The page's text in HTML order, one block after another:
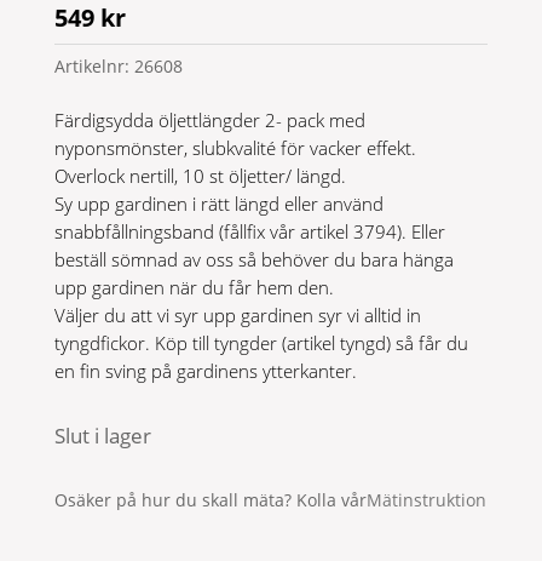
549 kr
Artikelnr: 26608
Färdigsydda öljettlängder 2- pack med
nyponsmönster, slubkvalité för vacker effekt.
Overlock nertill, 10 st öljetter/ längd.
Sy upp gardinen i rätt längd eller använd
snabbfållningsband (fållfix vår artikel 3794). Eller
beställ sömnad av oss så behöver du bara hänga
upp gardinen när du får hem den.
Väljer du att vi syr upp gardinen syr vi alltid in
tyngdfickor. Köp till tyngder (artikel tyngd) så får du
en fin sving på gardinens ytterkanter.
Slut i lager
Osäker på hur du skall mäta? Kolla vårMätinstruktion